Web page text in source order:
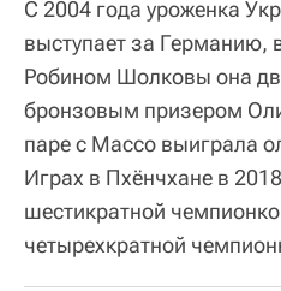
С 2004 года уроженка
выступает за Германию,
Робином Шолковы она
бронзовым призером
паре с Массо выиграла
Играх в Пхёнчхане в
шестикратной
четырехкратной